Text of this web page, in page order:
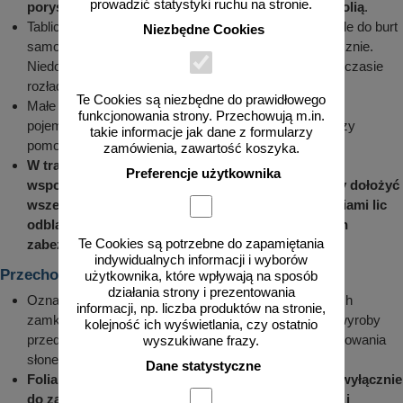
prowadzić statystyki ruchu na stronie.
Niezbędne Cookies
Te Cookies są niezbędne do prawidłowego
funkcjonowania strony. Przechowują m.in.
takie informacje jak dane z formularzy
zamówienia, zawartość koszyka.
Preferencje użytkownika
Te Cookies są potrzebne do zapamiętania
indywidualnych informacji i wyborów
użytkownika, które wpływają na sposób
działania strony i prezentowania
informacji, np. liczba produktów na stronie,
kolejność ich wyświetlania, czy ostatnio
wyszukiwane frazy.
Dane statystyczne
porysowania powierzchni szczególnie pokrytych folią.
Tablice o znacznych gabarytach poukładane równolegle do burt
samochodu w pozycji pionowej należy zdejmować ręcznie.
Niedopuszczalne jest chodzenie po tablicach, które w czasie
rozładunku przemieszczały się do pozycji poziomej.
Małe znaki i elementy oznakowania umieszczane w
pojemnikach lub na paletach można rozładowywać przy
pomocy wózka widłowego.
W trakcie montażu znaków i tablic do konstrukcji
wsporczych w miejscach lokalizacji znaków należy dołożyć
wszelkich starań by uniknąć porysowania narzędziami lic
odblaskowych tablic, powłok lakierniczych i innych
zabezpieczeń antykorozyjnych.
Przechowywanie (składowanie)
Oznakowanie powinno być składowane w magazynach
zamkniętych lub zadaszonych wiatach, chroniących wyroby
przed deszczem lub nadmiernym działaniem promieniowania
słonecznego.
Folia, w którą pakowany jest element służy tylko i wyłącznie
do zabezpieczenia elementów w czasie transportu i